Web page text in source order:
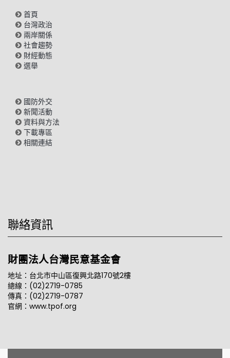
首頁
台灣政治
兩岸關係
社會趨勢
財經動態
選舉
國防外交
新聞活動
資料與方法
下載專區
相關連結
聯絡資訊
財團法人台灣民意基金會
地址：台北市中山區復興北路170號2樓
總線：(02)2719-0785
傳真：(02)2719-0787
官網：www.tpof.org